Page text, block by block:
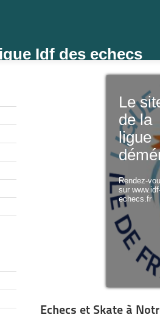
Idf des echecs
Le
de la
ligue
Rendez-
sur
echecs.fr
Echecs et Skate à